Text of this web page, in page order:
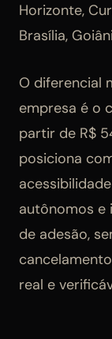
Horizonte,
Brasília,
O diferencial
empresa é o
partir de R$
posiciona
autônomos e
de adesão,
real e